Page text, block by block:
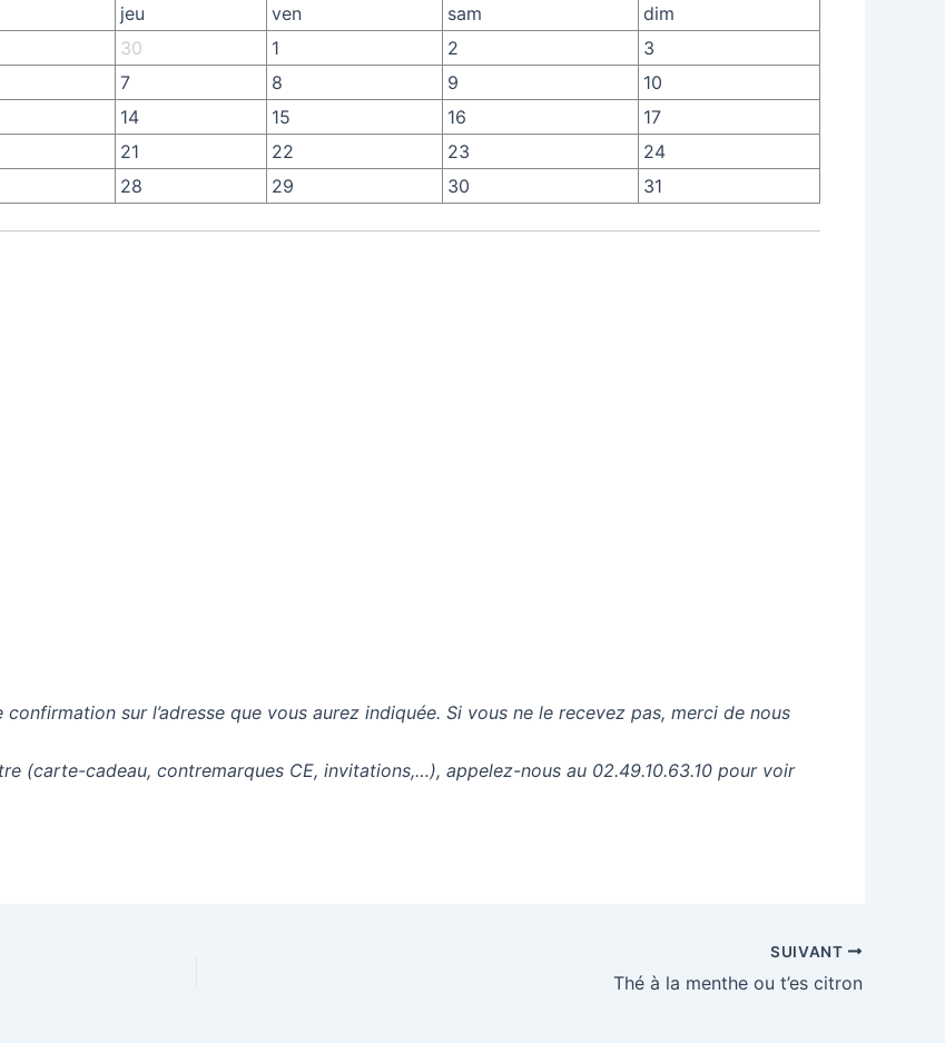
jeu ven sam
dim
30 1 2
3
7 8 9
10
14 15 16
17
21 22 23
24
28 29 30 31
sur l’adresse que vous aurez indiquée. Si vous ne le recevez pas, merci de nous
(carte-cadeau, contremarques CE, invitations,…), appelez-nous au 02.49.10.63.10 pour voir
SUIVANT
Thé à la menthe ou t’es citron